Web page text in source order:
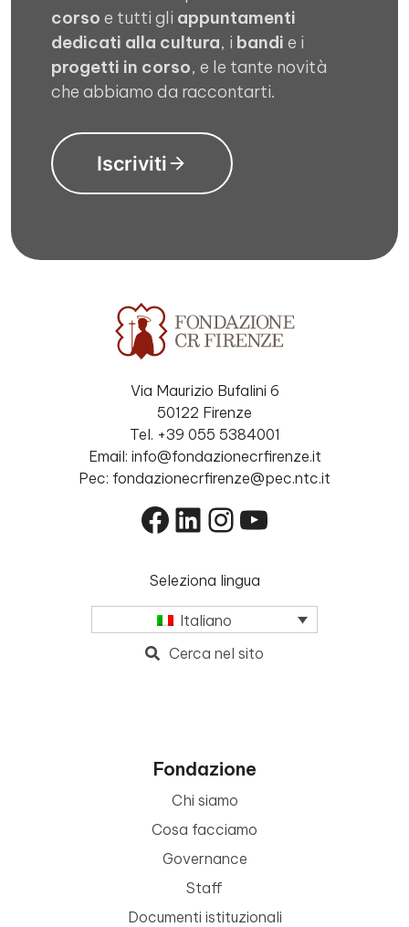
corso e tutti gli appuntamenti
dedicati alla cultura, i bandi e i
progetti in corso, e le tante novità
che abbiamo da raccontarti.
Iscriviti
Via Maurizio Bufalini 6
50122 Firenze
Tel. +39 055 5384001
Email: info@fondazionecrfirenze.it
Pec: fondazionecrfirenze@pec.ntc.it
Facebook
LinkedIn
Instagram
YouTube
Seleziona lingua
Italiano
Cerca nel sito
Fondazione
Chi siamo
Cosa facciamo
Governance
Staff
Documenti istituzionali